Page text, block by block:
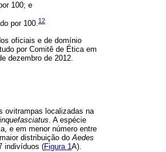
100; e
por 100.12
oficiais e de domínio
por Comitê de Ética em
dezembro de 2012.
ovitrampas localizadas na
. A espécie
e em menor número entre
distribuição doAedes
indivíduos (Figura 1A).